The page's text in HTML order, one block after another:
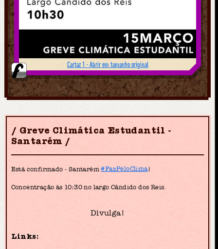
Cartaz 1 - Abrir em tamanho original
Greve Climática Estudantil -
Santarém
Está confirmado - Santarém#FazPeloClima!
Concentração às 10:30 no largo Cândido dos Reis.
Divulga!
Links: